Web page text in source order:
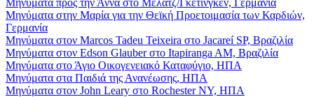
Μηνύματα στην Μαρία για την Θεϊκή Προετοιμασία των Καρδιών,
Γερμανία
Μηνύματα στον Marcos Tadeu Teixeira στο Jacareí SP, Βραζιλία
Μηνύματα στον Edson Glauber στο Itapiranga AM, Βραζιλία
Μηνύματα στο Άγιο Οικογενειακό Καταφύγιο, ΗΠΑ
Μηνύματα στα Παιδιά της Ανανέωσης, ΗΠΑ
Μηνύματα στον John Leary στο Rochester NY, ΗΠΑ